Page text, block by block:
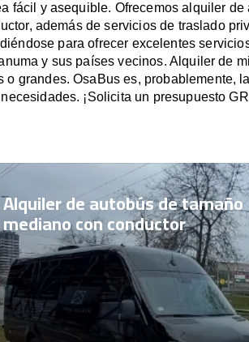
fácil y asequible. Ofrecemos alquiler de
además de servicios de traslado
para ofrecer excelentes
y sus países vecinos. Alquiler de
o grandes. OsaBus es, probablemente,
necesidades. ¡Solicita un presupuesto
Alquiler de autobús de tamaño
mediano con conductor